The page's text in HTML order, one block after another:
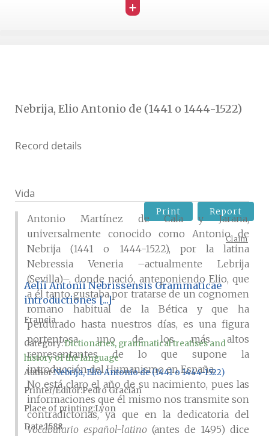
+
Nebrija, Elio Antonio de (1441 o 1444-1522)
Record details
Vida
Antonio Martínez de Cala y Jarana,
universalmente conocido como Antonio de
Nebrija (1441 o 1444-1522), por la latina
Nebressia Veneria –actualmente Lebrija
(Sevilla)–, donde nació, anteponiendo Elio, que
a él tanto gustaba por tratarse de un cognomen
romano habitual de la Bética y que ha
perdurado hasta nuestros días, es una figura
portentosa, uno de los más altos
representantes de lo que supone la
introducción del Humanismo en España.
No está claro el año de su nacimiento, pues las
informaciones que él mismo nos transmite son
contradictorias, ya que en la dedicatoria del
Vocabulario español-latino (antes de 1495) dice
Print Report
Claim
Aelii Antonii Nebrissensis Grammaticae
introductiones [...]
Francia
Category:Dictionaries, grammatical treatises and
history of the language
AuthorNebrija, Elio Antonio de (1441 o 1444-1522)
Printer/EditorPedro Gracián
Place of printingLyon
Date1588